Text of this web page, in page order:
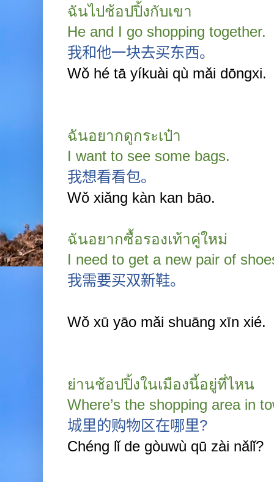
ฉันไปช้อปปิ้งกับเขา
He and I go shopping together.
我和他一块去买东西。
Wǒ hé tā yíkuài qù mǎi dōngxi.
ฉันอยากดูกระเป๋า
I want to see some bags.
我想看看包。
Wǒ xiǎng kàn kan bāo.
ฉันอยากซื้อรองเท้าคู่ใหม่
I need to get a new pair of
我需要买双新鞋。
Wǒ xū yāo mǎi shuāng xīn xié.
ย่านช้อปปิ้งในเมืองนี้อยู่ที่ไหน
Where’s the shopping area in
城里的购物区在哪里?
Chéng lǐ de gòuwù qū zài nǎlǐ?